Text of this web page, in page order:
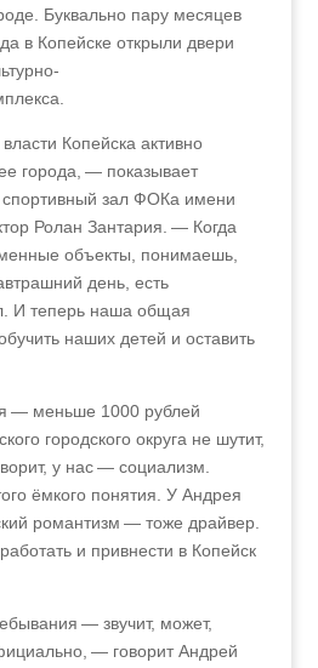
Буквально пару месяцев
в Копейске открыли двери
Копейска активно
города, — показывает
спортивный зал ФОКа имени
Ролан Зантария. — Когда
объекты, понимаешь,
день, есть
И теперь наша общая
наших детей и оставить
— меньше 1000 рублей
городского округа не шутит,
у нас — социализм.
ёмкого понятия. У Андрея
романтизм — тоже драйвер.
и привнести в Копейск
— звучит, может,
— говорит Андрей